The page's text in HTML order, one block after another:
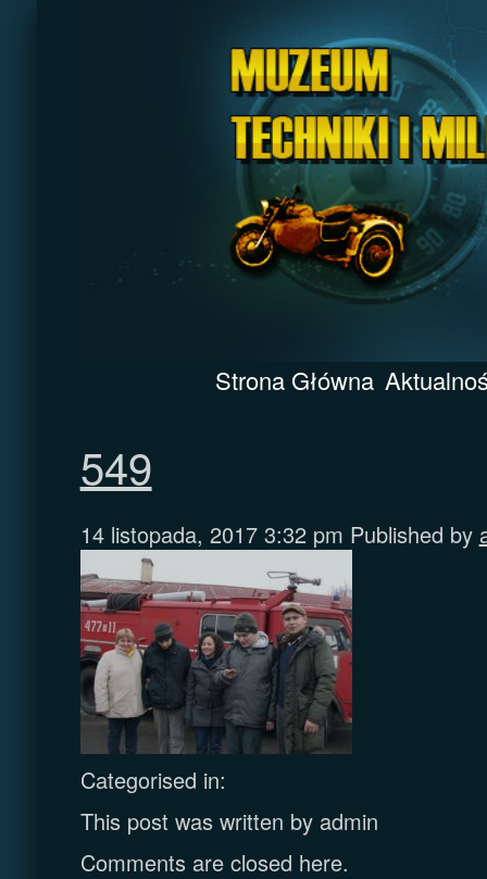
Strona Główna
549
14 listopada, 2017 3:32 pm Published by
Categorised in:
This post was written by admin
Comments are closed here.